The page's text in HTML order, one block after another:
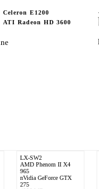
Celeron E1200
ATI Radeon HD 3600
LX-SW2
AMD Phenom II X4
965
nVidia GeForce GTX
275